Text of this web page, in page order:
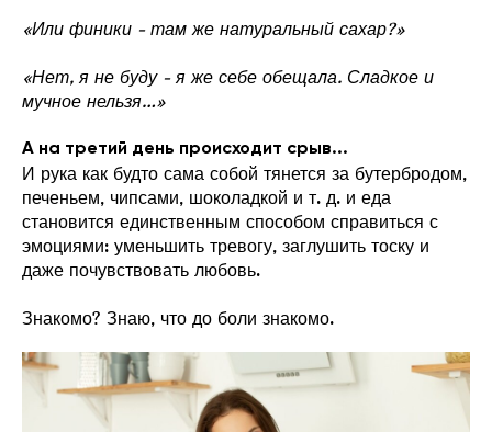
«Или финики - там же натуральный сахар?»
«Нет, я не буду - я же себе обещала. Сладкое и
мучное нельзя…»
А на третий день происходит срыв...
И рука как будто сама собой тянется за бутербродом,
печеньем, чипсами, шоколадкой и т. д. и еда
становится единственным способом справиться с
эмоциями: уменьшить тревогу, заглушить тоску и
даже почувствовать любовь.
Знакомо? Знаю, что до боли знакомо.